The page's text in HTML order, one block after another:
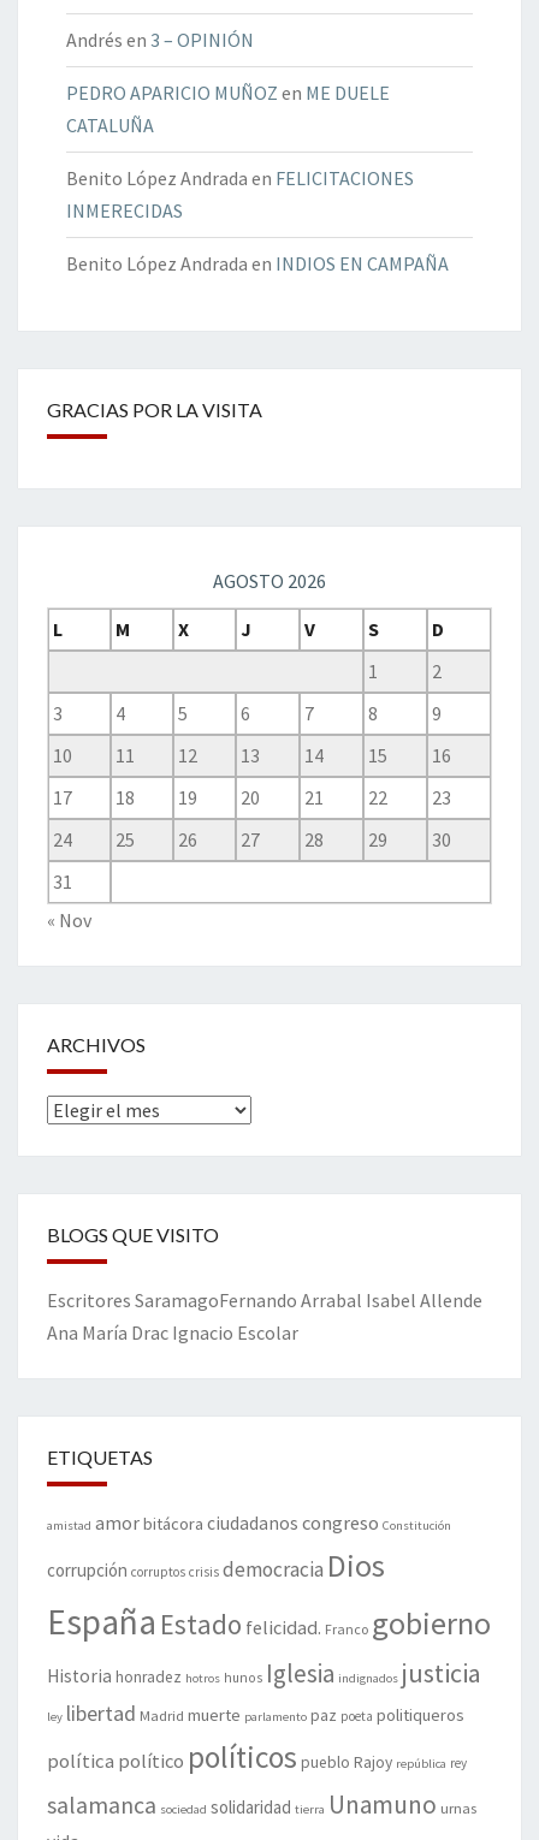
Andrés en 3 – OPINIÓN
PEDRO APARICIO MUÑOZ en ME DUELE
CATALUÑA
Benito López Andrada en FELICITACIONES
INMERECIDAS
Benito López Andrada en INDIOS EN CAMPAÑA
GRACIAS POR LA VISITA
AGOSTO 2026
L
M X J V S
D
1
2
3
4 5 6 7 8
9
10
11 12 13 14 15
16
17
18 19 20 21 22
23
24
25 26 27 28 29
30
31
« Nov
ARCHIVOS
Archivos
BLOGS QUE VISITO
Escritores SaramagoFernando Arrabal Isabel Allende
Ana María Drac Ignacio Escolar
ETIQUETAS
amistad amorbitácora ciudadanos congreso Constitución
corrupción corruptos crisis democracia Dios
España Estado felicidad. Franco gobierno
Historia honradez hotros hunos Iglesia indignados justicia
ley libertad Madrid muerte parlamento paz poeta politiqueros
política político políticos pueblo Rajoy república rey
salamanca sociedad solidaridad tierra Unamuno urnas